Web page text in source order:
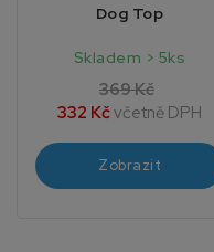
Dog Top
Skladem > 5ks
369 Kč
332 Kčvčetně DPH
Zobrazit